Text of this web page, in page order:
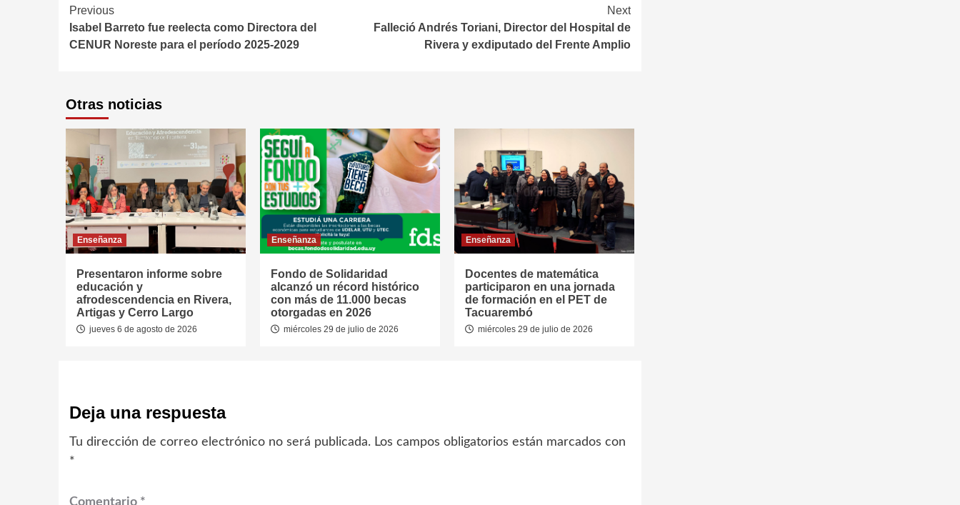
Continue
Reading
Previous
Isabel Barreto fue reelecta como Directora del
CENUR Noreste para el período 2025-2029
Next
Falleció Andrés Toriani, Director del Hospital de
Rivera y exdiputado del Frente Amplio
Otras noticias
Enseñanza
Presentaron informe sobre
educación y
afrodescendencia en Rivera,
Artigas y Cerro Largo
jueves 6 de agosto de 2026
Enseñanza
Fondo de Solidaridad
alcanzó un récord histórico
con más de 11.000 becas
otorgadas en 2026
miércoles 29 de julio de 2026
Enseñanza
Docentes de matemática
participaron en una jornada
de formación en el PET de
Tacuarembó
miércoles 29 de julio de 2026
Deja una respuesta
Tu dirección de correo electrónico no será publicada. Los campos obligatorios están marcados con
*
Comentario *